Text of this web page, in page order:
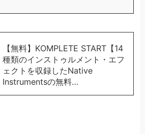
【無料】KOMPLETE START【14
種類のインストゥルメント・エフ
ェクトを収録したNative
Instrumentsの無料…